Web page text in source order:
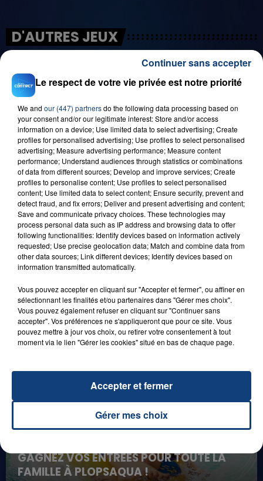
D'AUTRES JEUX
29 août 2025
LE MOT CASH !
8 août 2026
GAGNEZ VOS ENTRÉES EN FAMILLE À
BAGATELLE !
GAGNEZ VOS ENTRÉES POUR TOUTE LA
FAMILLE À PLOPSAQUA !
Le respect de votre vie privée est notre priorité
We and our (447) partnersdo the following data processing based on
your consent and/or our legitimate interest: Store and/or access
information on a device; Use limited data to select advertising; Create
profiles for personalised advertising; Use profiles to select personalised
advertising; Measure advertising performance; Measure content
performance; Understand audiences through statistics or combinations
of data from different sources; Develop and improve services; Create
profiles to personalise content; Use profiles to select personalised
content; Use limited data to select content; Ensure security, prevent and
detect fraud, and fix errors; Deliver and present advertising and content;
Save and communicate privacy choices. These technologies may
process personal data such as IP address and browsing data to offer
following functionalities: Identify devices based on information actively
requested; Use precise geolocation data; Match and combine data from
other data sources; Link different devices; Identify devices based on
information transmitted automatically.
Vous pouvez accepter en cliquant sur "Accepter et fermer", ou affiner en
sélectionnant les finalités et/ou partenaires dans "Gérer mes choix".
Vous pouvez également refuser en cliquant sur "Continuer sans
accepter". Vos préférences ne s'appliqueront que pour ce site. Vous
pouvez mettre à jour vos choix, ou retirer votre consentement à tout
moment via le lien "Gérer les cookies" situé en bas de chaque page.
Gérer mes choix
Accepter et fermer
Continuer sans accepter